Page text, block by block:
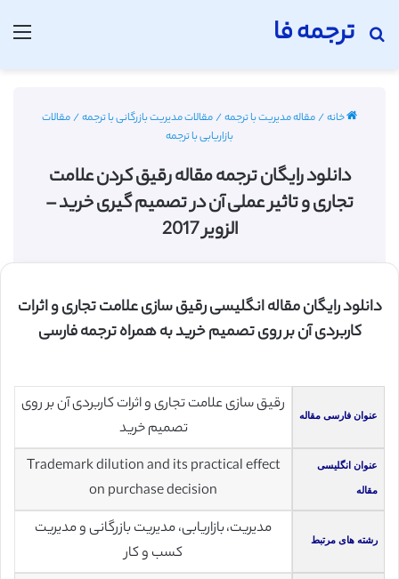
ترجمه فا
جستجو برای
خانه/مقاله مدیریت با ترجمه/مقالات مدیریت بازرگانی با ترجمه/مقالات
بازاریابی با ترجمه
دانلود رایگان ترجمه مقاله رقیق کردن علامت
تجاری و تاثیر عملی آن در تصمیم گیری خرید –
الزویر 2017
دانلود رایگان مقاله انگلیسی رقیق سازی علامت تجاری و اثرات
کاربردی آن بر روی تصمیم خرید به همراه ترجمه فارسی
عنوان فارسی مقاله
رقیق سازی علامت تجاری و اثرات کاربردی آن بر روی
تصمیم خرید
عنوان انگلیسی
مقاله
Trademark dilution and its practical effect
on purchase decision
رشته های مرتبط
مدیریت، بازاریابی، مدیریت بازرگانی و مدیریت
کسب و کار